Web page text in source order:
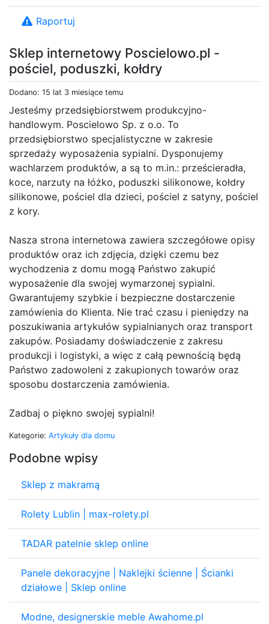
Sklep internetowy Poscielowo.pl -
pościel, poduszki, kołdry
Dodano: 15 lat 3 miesiące temu
Jesteśmy przedsiębiorstwem produkcyjno-
handlowym. Poscielowo Sp. z o.o. To
przedsiębiorstwo specjalistyczne w zakresie
sprzedaży wyposażenia sypialni. Dysponujemy
wachlarzem produktów, a są to m.in.: prześcieradła,
koce, narzuty na łóżko, poduszki silikonowe, kołdry
silikonowe, pościel dla dzieci, pościel z satyny, pościel
z kory.
Nasza strona internetowa zawiera szczegółowe opisy
produktów oraz ich zdjęcia, dzięki czemu bez
wychodzenia z domu mogą Państwo zakupić
wyposażenie dla swojej wymarzonej sypialni.
Gwarantujemy szybkie i bezpieczne dostarczenie
zamówienia do Klienta. Nie trać czasu i pieniędzy na
poszukiwania artykułów sypialnianych oraz transport
zakupów. Posiadamy doświadczenie z zakresu
produkcji i logistyki, a więc z całą pewnością będą
Państwo zadowoleni z zakupionych towarów oraz
sposobu dostarczenia zamówienia.
Zadbaj o piękno swojej sypialni!
Kategorie: Artykuły dla domu
Podobne wpisy
Sklep z makramą
Rolety Lublin | max-rolety.pl
TADAR patelnie sklep online
Panele dekoracyjne | Naklejki ścienne | Ścianki
działowe | Sklep online
Modne, designerskie meble Awahome.pl
Raportuj